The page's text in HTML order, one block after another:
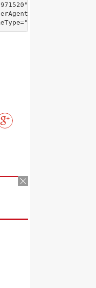
html,text/